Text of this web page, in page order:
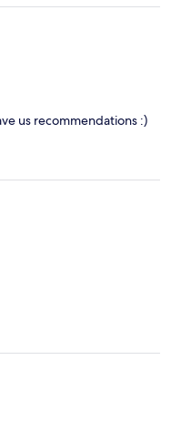
us recommendations :)